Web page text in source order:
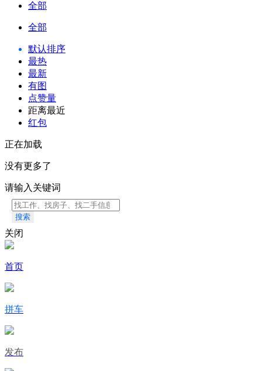
全部
全部
默认排序
最热
最新
有图
点赞量
距离最近
红包
正在加载
没有更多了
请输入关键词
搜索
关闭
首页
拼车
发布